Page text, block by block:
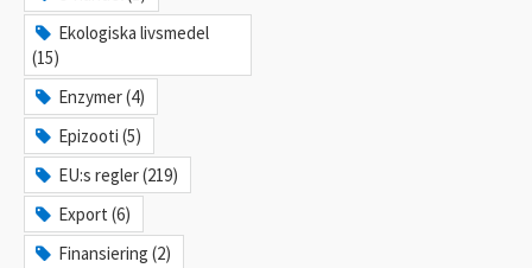
Ekologiska livsmedel
(15)
Enzymer (4)
Epizooti (5)
EU:s regler (219)
Export (6)
Finansiering (2)